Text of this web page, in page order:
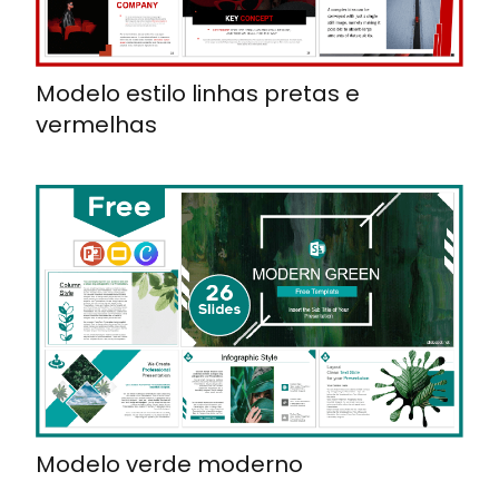
Modelo estilo linhas pretas e
vermelhas
Modelo verde moderno